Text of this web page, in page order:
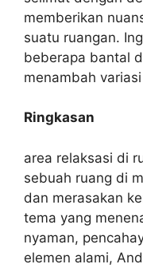
memberikan
suatu ruangan.
beberapa bantal
menambah
Ringkasan
area relaksasi di
sebuah ruang di
dan merasakan
tema yang
nyaman,
elemen alami,